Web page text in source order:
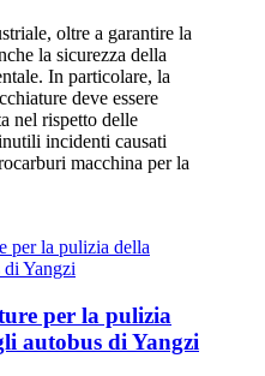
oltre a garantire la
la sicurezza della
In particolare, la
deve essere
nel rispetto delle
incidenti causati
macchina per la
per la pulizia
autobus di Yangzi